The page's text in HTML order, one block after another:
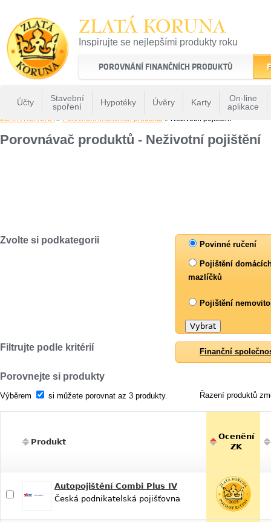
ZLATÁ KORUNA
Inspirujte se nejlepšími produkty roku
22 let tradice a kvality na finančním trhu
POROVNÁNÍ FINANČNÍCH PRODUKTŮ
Účty
Stavební
spoření
Hypotéky Úvěry Karty
On-line
aplikace
ZLATÁ KORUNA» Porovnání finančních produktů » Neživotní pojištění
Porovnávač produktů - Neživotní pojištění
Zvolte si podkategorii Povinné ručení
Pojištění
mazlíčků
Pojištění
Filtrujte podle kritérií Finanční
Porovnejte si produkty
Řazení produktů
Výběrem si můžete porovnat az 3 produkty.
Produkt
Ocenění
ZK
Autopojištění Combi Plus IV
Česká podnikatelská pojišťovna